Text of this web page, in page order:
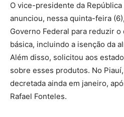
O vice-presidente da
anunciou, nessa quinta-feira
Governo Federal para reduzir
básica, incluindo a isenção da
Além disso, solicitou aos
sobre esses produtos. No
decretada ainda em janeiro,
Rafael Fonteles.